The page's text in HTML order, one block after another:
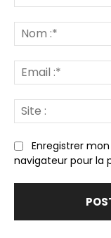
Enregistrer
navigateur pour la